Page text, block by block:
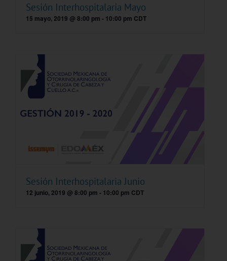
Sesión Interhospitalaria Mayo
15 mayo, 2019 @ 8:00 pm - 10:00 pm CDT
Sesión Interhospitalaria Junio
12 junio, 2019 @ 8:00 pm - 10:00 pm CDT